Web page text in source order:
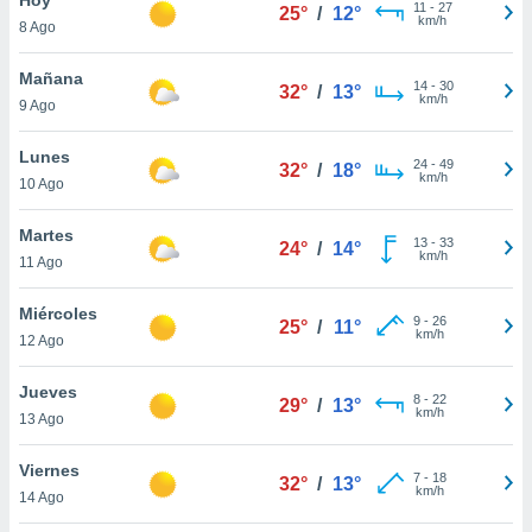
en
más
nuestra
de
cookies
aceptar
8 Ago
25° / 12° 11 - 27
km/h
Mañana
9 Ago
32° / 13° 14- 30
km/h
Lunes
10 Ago
32° / 18° 24- 49
km/h
Martes
11 Ago
24° / 14° 13- 33
km/h
Miércoles
12 Ago
25° / 11° 9- 26
km/h
Jueves
13 Ago
29° / 13° 8- 22
km/h
Viernes
14 Ago
32° / 13° 7- 18
km/h